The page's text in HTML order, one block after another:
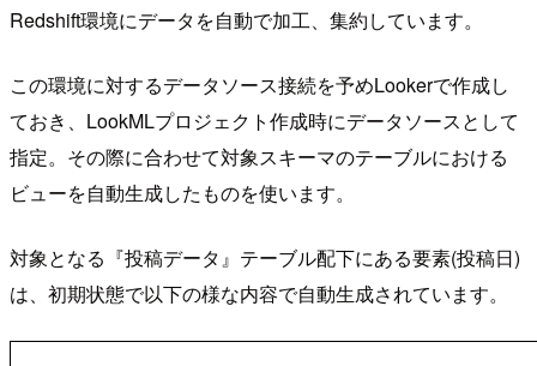
Redshift環境にデータを自動で加工、集約しています。
この環境に対するデータソース接続を予めLookerで作成し
ておき、LookMLプロジェクト作成時にデータソースとして
指定。その際に合わせて対象スキーマのテーブルにおける
ビューを自動生成したものを使います。
対象となる『投稿データ』テーブル配下にある要素(投稿日)
は、初期状態で以下の様な内容で自動生成されています。